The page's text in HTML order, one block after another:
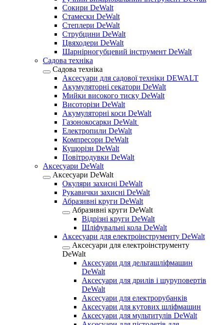
Сокири DeWalt
Стамески DeWalt
Степлери DeWalt
Струбцини DeWalt
Цвяходери DeWalt
Шарнірногубцевий інструмент DeWalt
Садова техніка
Садова техніка
Аксесуари для садової техніки DEWALT
Акумуляторні секатори DeWalt
Мийки високого тиску DeWalt
Висоторізи DeWalt
Акумуляторні коси DeWalt
Газонокосарки DeWalt
Електропили DeWalt
Компресори DeWalt
Кущорізи DeWalt
Повітродувки DeWalt
Аксесуари DeWalt
Аксесуари DeWalt
Окуляри захисні DeWalt
Рукавички захисні DeWalt
Абразивні круги DeWalt
Абразивні круги DeWalt
Відрізні круги DeWalt
Шліфувальні кола DeWalt
Аксесуари для електроінструменту DeWalt
Аксесуари для електроінструменту
DeWalt
Аксесуари для дельташліфмашин
DeWalt
Аксесуари для дрилів і шуруповертів
DeWalt
Аксесуари для електрорубанків
Аксесуари для кутових шліфмашин
Аксесуари для мультитулів DeWalt